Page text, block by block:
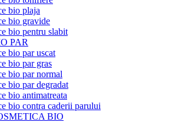
bio plaja
bio gravide
bio pentru slabit
PAR
bio par uscat
bio par gras
bio par normal
bio par degradat
bio antimatreata
bio contra caderii parului
BIO